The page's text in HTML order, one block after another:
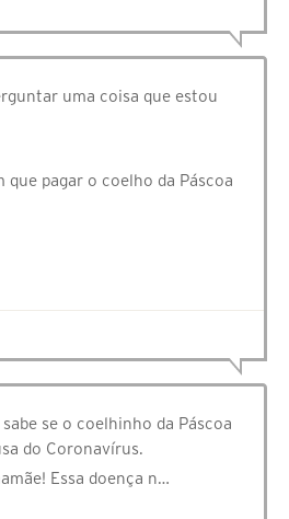
uma coisa que estou
que pagar o coelho da Páscoa
se o coelhinho da Páscoa
do Coronavírus.
Essa doença n…